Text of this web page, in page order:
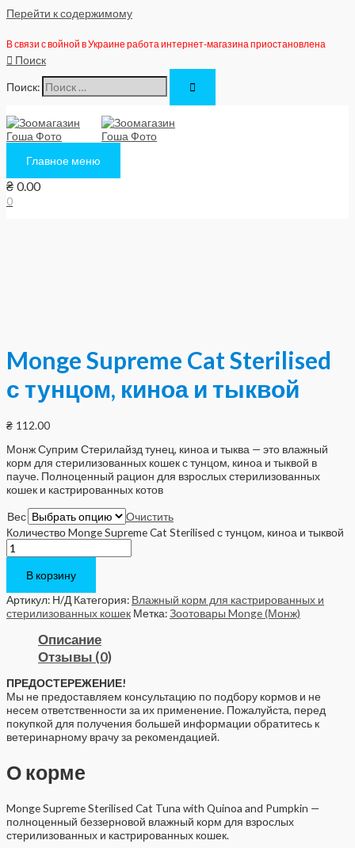
Перейти к содержимому
В связи с войной в Украине работа интернет-магазина приостановлена
Поиск
Поиск:
Главное меню
₴ 0.00
0
Monge Supreme Cat Sterilised
с тунцом, киноа и тыквой
₴ 112.00
Монж Суприм Стерилайзд тунец, киноа и тыква — это влажный
корм для стерилизованных кошек с тунцом, киноа и тыквой в
пауче. Полноценный рацион для взрослых стерилизованных
кошек и кастрированных котов
Вес
Очистить
Количество Monge Supreme Cat Sterilised с тунцом, киноа и тыквой
В корзину
Артикул: Н/Д Категория: Влажный корм для кастрированных и
стерилизованных кошек Метка:Зоотовары Monge (Монж)
Описание
Отзывы (0)
ПРЕДОСТЕРЕЖЕНИЕ!
Мы не предоставляем консультацию по подбору кормов и не
несем ответственности за их применение. Пожалуйста, перед
покупкой для получения большей информации обратитесь к
ветеринарному врачу за рекомендацией.
О корме
Monge Supreme Sterilised Cat Tuna with Quinoa and Pumpkin —
полноценный беззерновой влажный корм для взрослых
стерилизованных и кастрированных кошек.